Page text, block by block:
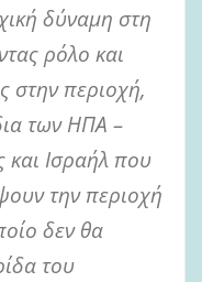
δύναμη στη
ρόλο και
στην περιοχή,
των ΗΠΑ –
Ισραήλ που
την περιοχή
δεν θα
του